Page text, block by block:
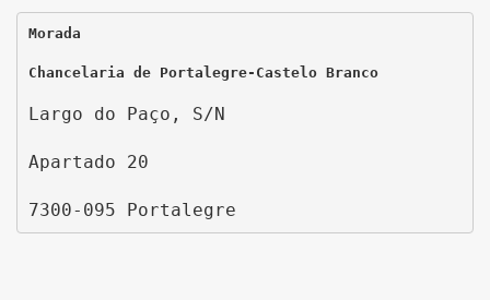
Morada
Chancelaria de Portalegre-Castelo Branco
Largo do Paço, S/N
Apartado 20
7300-095 Portalegre